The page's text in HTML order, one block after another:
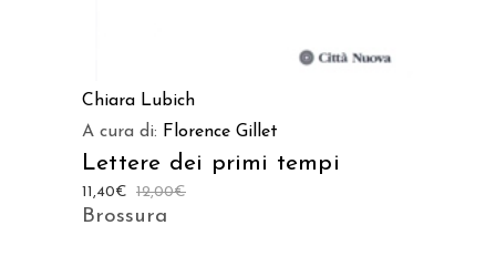
Chiara Lubich
A cura di: Florence Gillet
Lettere dei primi tempi
12,00€
11,40€
Brossura